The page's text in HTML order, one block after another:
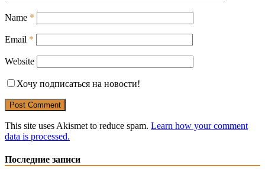
Name *
Email *
Website
Хочу подписаться на новости!
This site uses Akismet to reduce spam. Learn how your comment
data is processed.
Последние записи